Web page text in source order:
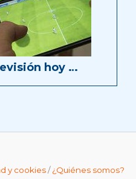
hoy …
y cookies/¿Quiénes somos?